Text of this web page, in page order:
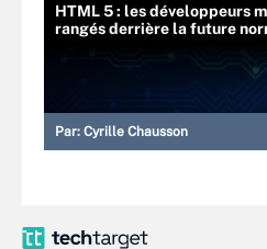
HTML 5 : les développeurs
rangés derrière la future
Par: Cyrille Chausson